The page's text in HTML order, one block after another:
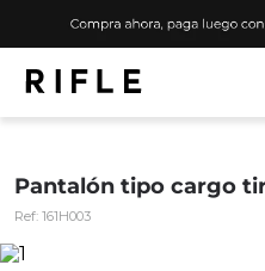
Pantalón tipo cargo
Ref: 161H003